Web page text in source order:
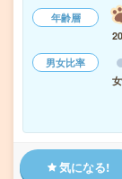
年齢層
男女比率
気になる!